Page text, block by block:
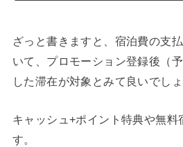
ざっと書きますと、宿泊費の支
いて、プロモーション登録後（
した滞在が対象とみて良いでしょ
キャッシュ+ポイント特典や無料
す。